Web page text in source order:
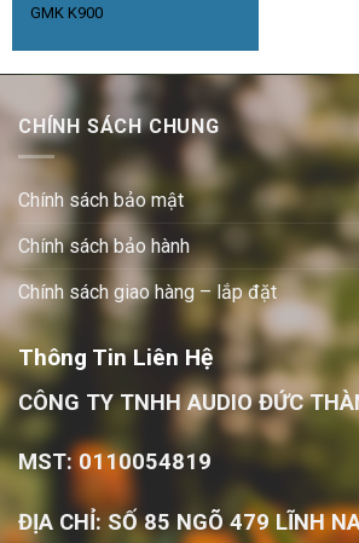
GMK K900
CHÍNH SÁCH CHUNG
Chính sách bảo mật
Chính sách bảo hành
Chính sách giao hàng – lắp đặt
Thông Tin Liên Hệ
CÔNG TY TNHH AUDIO ĐỨC
MST: 0110054819
ĐỊA CHỈ: SỐ 85 NGÕ 479 LĨNH